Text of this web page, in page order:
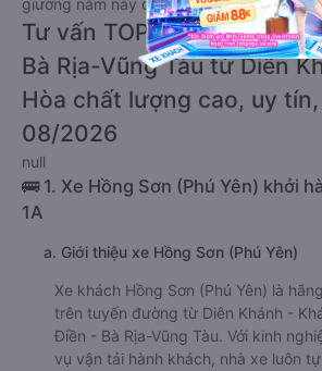
giường nằm này có thể sẽ rẻ hơn.
Tư vấn TOP 2 xe khách đi
Bà Rịa-Vũng Tàu từ Diên
Hòa chất lượng cao, uy
08/2026
null
🚌 1. Xe Hồng Sơn (Phú Yên) khởi
1A
a. Giới thiệu xe Hồng Sơn (Phú Yên)
Xe khách Hồng Sơn (Phú Yên) là
trên tuyến đường từ Diên Khánh -
Điền - Bà Rịa-Vũng Tàu. Với kinh
vụ vận tải hành khách, nhà xe luôn